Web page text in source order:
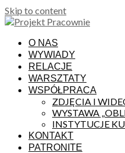
Skip to content
O NAS
WYWIADY
RELACJE
WARSZTATY
WSPÓŁPRACA
ZDJĘCIA I
WYSTAWA
INSTYTUCJE
KONTAKT
PATRONITE